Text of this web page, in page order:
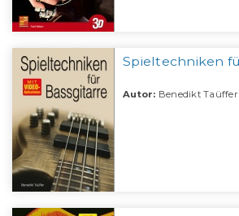
Spieltechniken
Autor: Benedikt Taüffer